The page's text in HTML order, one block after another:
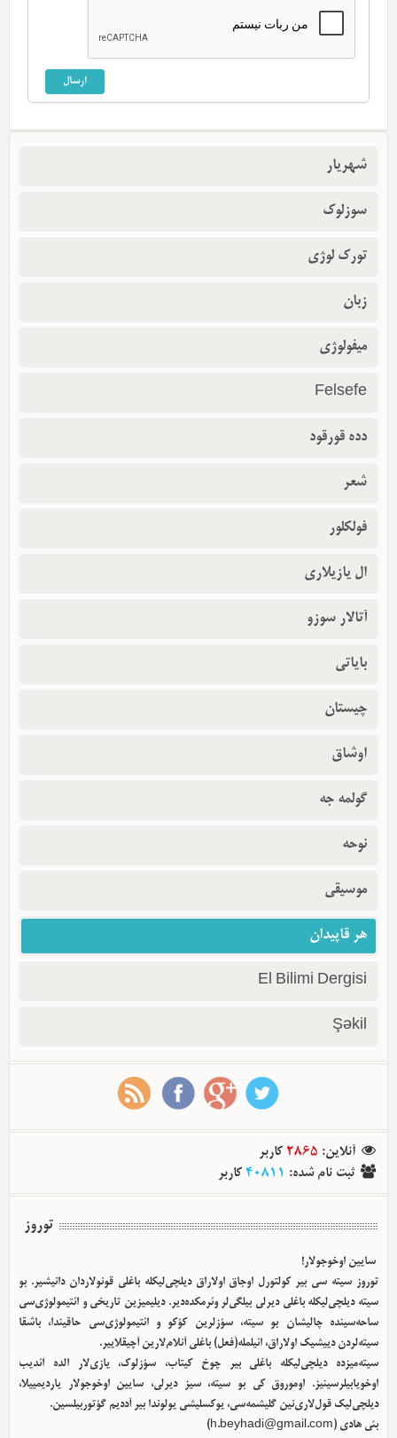
شهریار
سوزلوک
تورک لوژی
زبان
میفولوژی
Felsefe
دده قورقود
شعر
فولکلور
ال یازیلاری
آتالار سوزو
بایاتی
چیستان
اوشاق
گولمه جه
نوحه
موسیقی
هر قاپیدان
El Bilimi Dergisi
Şəkil
آنلاین:
2865 کاربر
ثبت نام شده:
40811 کاربر
توروز
سایین اوخوجولار!
توروز سیته سی بیر کولتورل اوجاق اولا‌راق دیلچی‌لیکله باغلی قونولاردان دانیشیر. بو
سیته دیلچی‌لیکله باغلی دیرلی بیلگی‌لر وئرمکده‌دیر. دیلیمیزین تاریخی و ائتیمولوژی‌سی
ساحه‌سینده چالیشان بو سیته، سؤزلرین کؤکو و ائتیمولوژی‌سی حاقیندا، باشقا
سیته‌لردن دییشیک اولا‌راق، ائیلمله(فعل) باغلی آنلام‌لارین آچیقلاییر.
سیته‌میزده دیلچی‌لیکله باغلی بیر چوخ کیتاب، سؤزلوک، یازی‌لار الده ائدیب
اوخویابیلرسینیز. اوموروق کی بو سیته، سیز دیرلی، سایین اوخوجولار یاردیمییلا،
دیلچی‌لیک قول‌لاری‌نین گلیشمه‌سی، یوکسلیشی یولوندا بیر آددیم گؤتوربیلسین.
بئی هادی (h.beyhadi@gmail.com
)